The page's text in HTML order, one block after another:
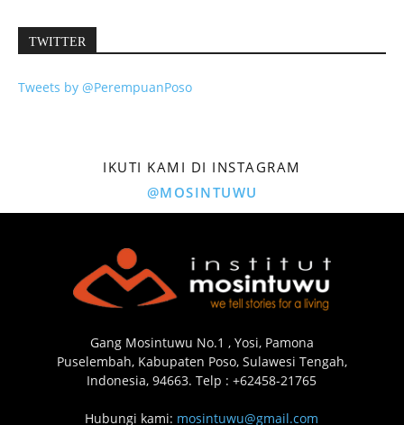
TWITTER
Tweets by @PerempuanPoso
IKUTI KAMI DI INSTAGRAM
@MOSINTUWU
Gang Mosintuwu No.1 , Yosi, Pamona
Puselembah, Kabupaten Poso, Sulawesi Tengah,
Indonesia, 94663. Telp : +62458-21765
Hubungi kami: mosintuwu@gmail.com